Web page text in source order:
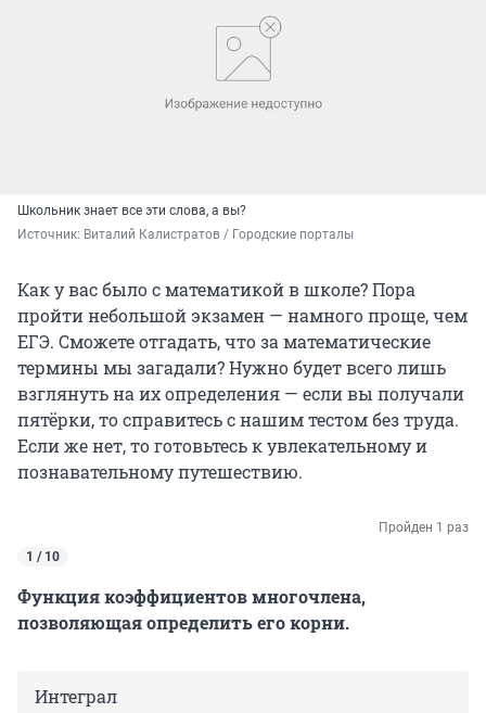
Школьник знает все эти слова, а вы?
Источник: Виталий Калистратов / Городские порталы
Как у вас было с математикой в школе? Пора
пройти небольшой экзамен — намного проще, чем
ЕГЭ. Сможете отгадать, что за математические
термины мы загадали? Нужно будет всего лишь
взглянуть на их определения — если вы получали
пятёрки, то справитесь с нашим тестом без труда.
Если же нет, то готовьтесь к увлекательному и
познавательному путешествию.
Пройден 1 раз
1 / 10
Функция коэффициентов многочлена,
позволяющая определить его корни.
Интеграл